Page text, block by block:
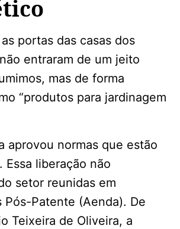
portas das casas dos
entraram de um jeito
mas de forma
“produtos para jardinagem
aprovou normas que estão
liberação não
setor reunidas em
Patente (Aenda). De
Teixeira de Oliveira, a